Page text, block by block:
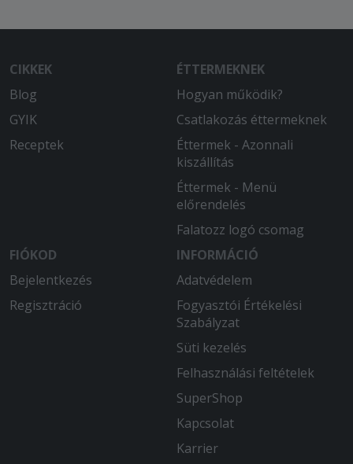
CIKKEK
Blog
GYIK
Receptek
ÉTTERMEKNEK
Hogyan működik?
Csatlakozás éttermeknek
Éttermek - Azonnali
kiszállítás
Éttermek - Menü
előrendelés
Falatozz logó csomag
FIÓKOD
Bejelentkezés
Regisztráció
INFORMÁCIÓ
Adatvédelem
Fogyasztói Értékelési
Szabályzat
Süti kezelés
Felhasználási feltételek
SuperShop
Kapcsolat
Karrier